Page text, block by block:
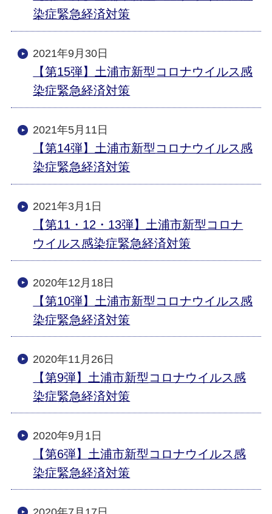
染症緊急経済対策
2021年9月30日
【第15弾】土浦市新型コロナウイルス感
染症緊急経済対策
2021年5月11日
【第14弾】土浦市新型コロナウイルス感
染症緊急経済対策
2021年3月1日
【第11・12・13弾】土浦市新型コロナ
ウイルス感染症緊急経済対策
2020年12月18日
【第10弾】土浦市新型コロナウイルス感
染症緊急経済対策
2020年11月26日
【第9弾】土浦市新型コロナウイルス感
染症緊急経済対策
2020年9月1日
【第6弾】土浦市新型コロナウイルス感
染症緊急経済対策